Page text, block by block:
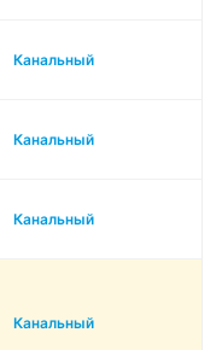
Канальный
Канальный
Канальный
Канальный